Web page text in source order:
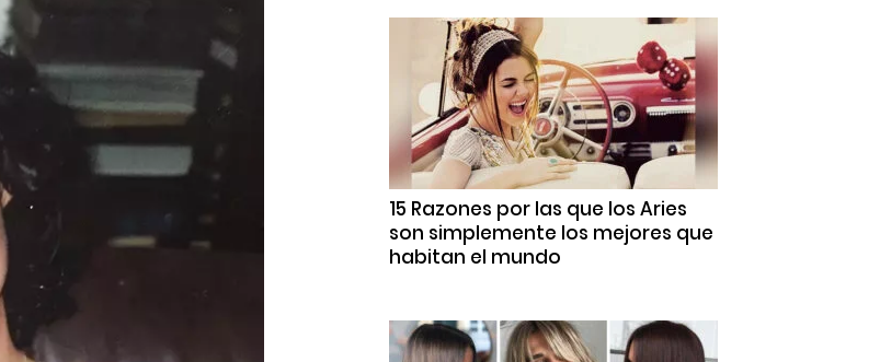
15 Razones por las que los Aries
son simplemente los mejores que
habitan el mundo